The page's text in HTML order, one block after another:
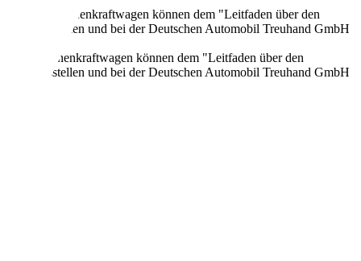
Personenkraftwagen können dem "Leitfaden über den
und bei der Deutschen Automobil Treuhand GmbH
Personenkraftwagen können dem "Leitfaden über den
und bei der Deutschen Automobil Treuhand GmbH